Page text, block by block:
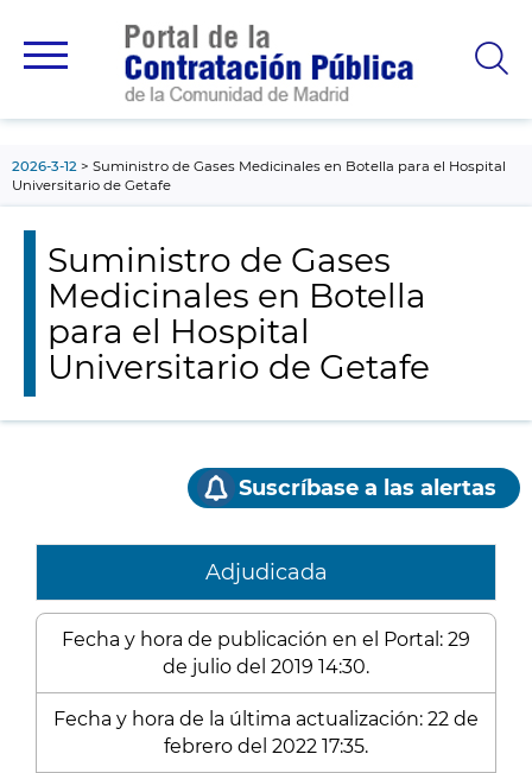
principal
2026-3-12
Suministro de Gases Medicinales en Botella para el Hospital
Universitario de Getafe
Suministro de Gases
Medicinales en Botella
para el Hospital
Universitario de Getafe
Suscríbase a las alertas
Adjudicada
Fecha y hora de publicación en el Portal: 29
de julio del 2019 14:30.
Fecha y hora de la última actualización: 22 de
febrero del 2022 17:35.